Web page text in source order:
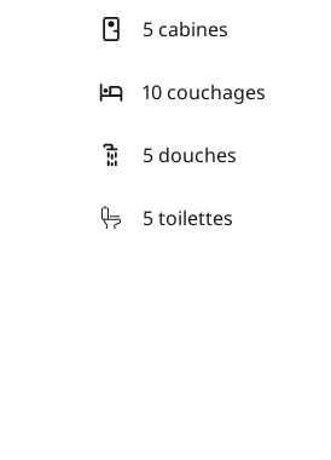
5 cabines
10 couchages
5 douches
5 toilettes